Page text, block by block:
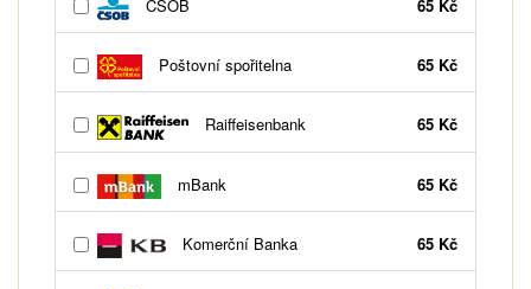
ČSOB 65 Kč
Poštovní spořitelna 65 Kč
Raiffeisenbank 65 Kč
mBank 65 Kč
Komerční Banka 65 Kč